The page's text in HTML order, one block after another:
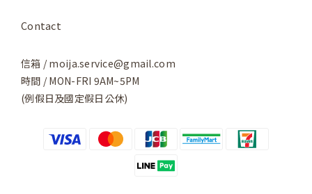
Contact
信箱 / moija.service@gmail.com
時間 / MON-FRI 9AM~5PM
(例假日及國定假日公休)